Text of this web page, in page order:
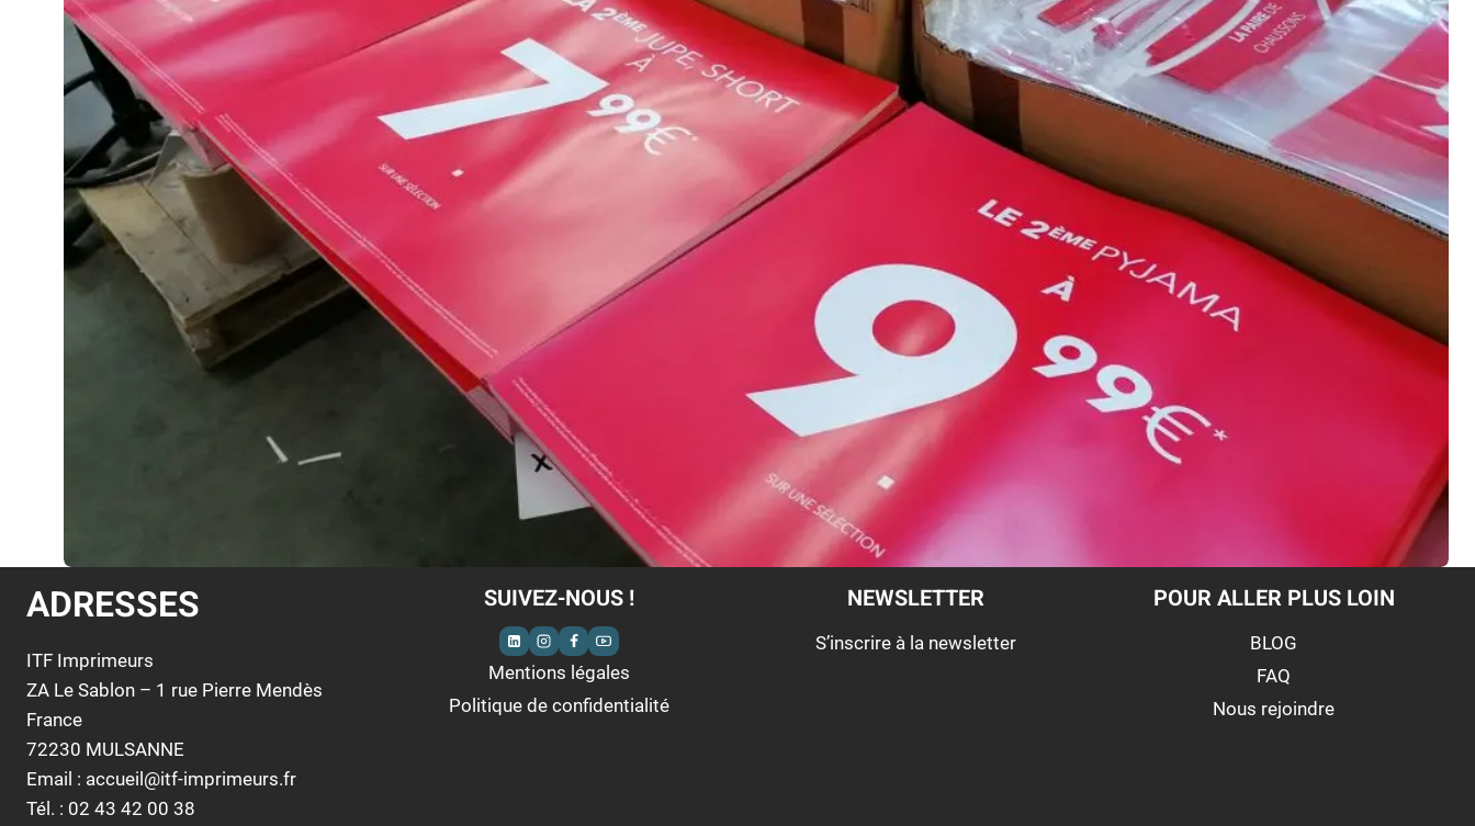
ADRESSES
ITF Imprimeurs
ZA Le Sablon – 1 rue Pierre Mendès
France
72230 MULSANNE
Email : accueil@itf-imprimeurs.fr
Tél. : 02 43 42 00 38
SUIVEZ-NOUS !
Mentions légales
Politique de confidentialité
NEWSLETTER
S’inscrire à la newsletter
POUR ALLER PLUS LOIN
BLOG
FAQ
Nous rejoindre